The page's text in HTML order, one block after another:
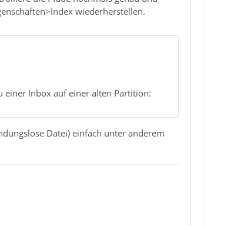
wiederherstellen.
einer Inbox auf einer alten Partition:
Datei) einfach unter anderem